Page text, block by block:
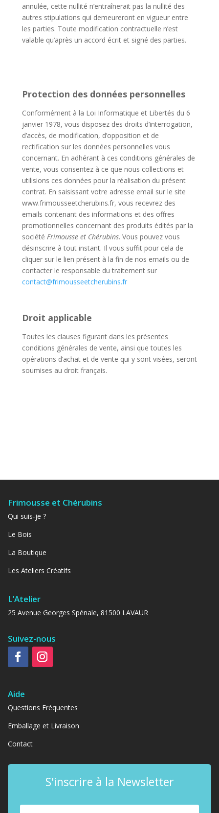
annulée, cette nullité n’entraînerait pas la nullité des
autres stipulations qui demeureront en vigueur entre
les parties. Toute modification contractuelle n’est
valable qu’après un accord écrit et signé des parties.
Protection des données personnelles
Conformément à la Loi Informatique et Libertés du 6
janvier 1978, vous disposez des droits d’interrogation,
d’accès, de modification, d’opposition et de
rectification sur les données personnelles vous
concernant. En adhérant à ces conditions générales de
vente, vous consentez à ce que nous collections et
utilisions ces données pour la réalisation du présent
contrat. En saisissant votre adresse email sur le site
www.frimousseetcherubins.fr, vous recevrez des
emails contenant des informations et des offres
promotionnelles concernant des produits édités par la
société Frimousse et Chérubins. Vous pouvez vous
désinscrire à tout instant. Il vous suffit pour cela de
cliquer sur le lien présent à la fin de nos emails ou de
contacter le responsable du traitement sur
contact@frimousseetcherubins.fr
Droit applicable
Toutes les clauses figurant dans les présentes
conditions générales de vente, ainsi que toutes les
opérations d’achat et de vente qui y sont visées, seront
soumises au droit français.
Frimousse et Chérubins
Qui suis-je ?
Le Bois
La Boutique
Les Ateliers Créatifs
L’Atelier
25 Avenue Georges Spénale, 81500 LAVAUR
Suivez-nous
Aide
Questions Fréquentes
Emballage et Livraison
Contact
S'inscrire à la Newsletter